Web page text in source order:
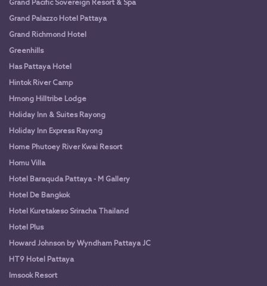
Grand Pacific Sovereign Resort & Spa
Grand Palazzo Hotel Pattaya
Grand Richmond Hotel
Greenhills
Has Pattaya Hotel
Hintok River Camp
Hmong Hilltribe Lodge
Holiday Inn & Suites Rayong
Holiday Inn Express Rayong
Home Phutoey River Kwai Resort
Homu Villa
Hotel Baraquda Pattaya - M Gallery
Hotel De Bangkok
Hotel Kuretakeso Sriracha Thailand
Hotel Plus
Howard Johnson by Wyndham Pattaya JC
HT9 Hotel Pattaya
Imsook Resort